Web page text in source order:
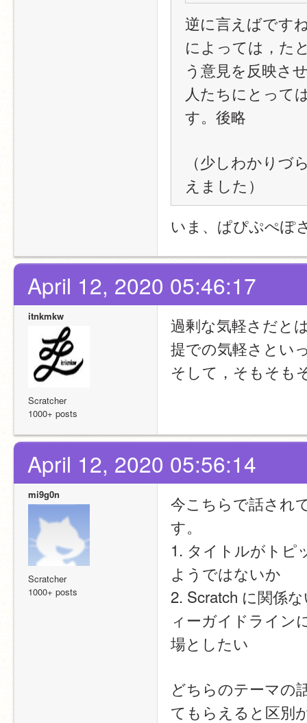
逆に言えばです
によっては，た
う意見を反映さ
人たちにとって
す。後略
（少しわかり
えました）
いま、ぱぴぷぺぽ
April 12, 2020 05:46:17
itnkmkw
Scratcher
1000+ posts
過剰な気軽さだと
提での気軽さとい
そして，そもそも
April 12, 2020 05:56:14
mi9g0n
Scratcher
1000+ posts
今こちらで話され
す。
1. タイトルがトピ
ようではないか
2. Scratch に関係
ィーガイドライン
場としたい
どちらのテーマの
てもらえると区別